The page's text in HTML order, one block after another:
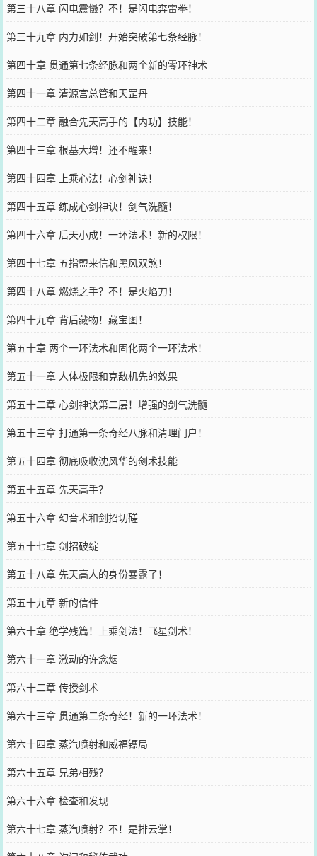
第三十八章 闪电震慑？不！是闪电奔雷拳！
第三十九章 内力如剑！开始突破第七条经脉！
第四十章 贯通第七条经脉和两个新的零环神术
第四十一章 清源宫总管和天罡丹
第四十二章 融合先天高手的【内功】技能！
第四十三章 根基大增！还不醒来！
第四十四章 上乘心法！心剑神诀！
第四十五章 练成心剑神诀！剑气洗髓！
第四十六章 后天小成！一环法术！新的权限！
第四十七章 五指盟来信和黑风双煞！
第四十八章 燃烧之手？不！是火焰刀！
第四十九章 背后藏物！藏宝图！
第五十章 两个一环法术和固化两个一环法术！
第五十一章 人体极限和克敌机先的效果
第五十二章 心剑神诀第二层！增强的剑气洗髓
第五十三章 打通第一条奇经八脉和清理门户！
第五十四章 彻底吸收沈风华的剑术技能
第五十五章 先天高手？
第五十六章 幻音术和剑招切磋
第五十七章 剑招破绽
第五十八章 先天高人的身份暴露了！
第五十九章 新的信件
第六十章 绝学残篇！上乘剑法！飞星剑术！
第六十一章 激动的许念烟
第六十二章 传授剑术
第六十三章 贯通第二条奇经！新的一环法术！
第六十四章 蒸汽喷射和威福镖局
第六十五章 兄弟相残？
第六十六章 检查和发现
第六十七章 蒸汽喷射？不！是排云掌！